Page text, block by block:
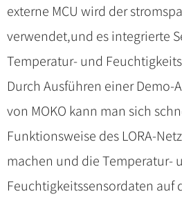
externe MCU wird der
verwendet,und es integrierte
Temperatur- und
Durch Ausführen einer
von MOKO kann man sich
Funktionsweise des LORA-
machen und die Temperatur-
Feuchtigkeitssensordaten auf